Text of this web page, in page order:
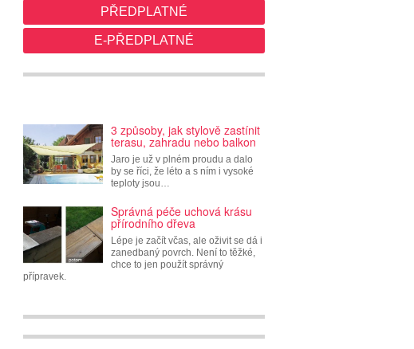
PŘEDPLATNÉ
E-PŘEDPLATNÉ
3 způsoby, jak stylově zastínit
terasu, zahradu nebo balkon
Jaro je už v plném proudu a dalo
by se říci, že léto a s ním i vysoké
teploty jsou…
Správná péče uchová krásu
přírodního dřeva
Lépe je začít včas, ale oživit se dá i
zanedbaný povrch. Není to těžké,
chce to jen použít správný
přípravek.